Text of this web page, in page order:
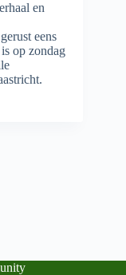
en
eens
op zondag